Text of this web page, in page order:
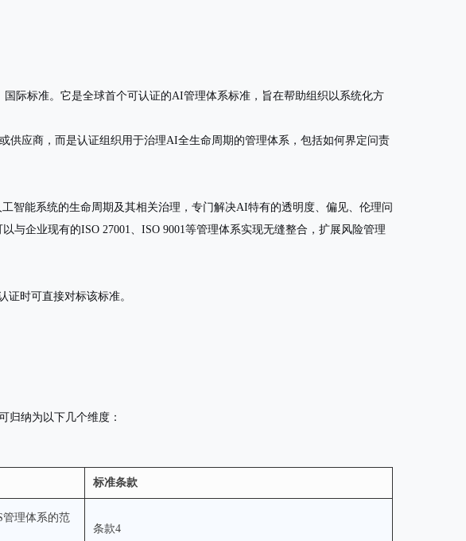
国际标准。它是全球首个可认证的AI管理体系标准，旨在帮助组织以系统化方
供应商，而是认证组织用于治理AI全生命周期的管理体系，包括如何界定问责
智能系统的生命周期及其相关治理，专门解决AI特有的透明度、偏见、伦理问
与企业现有的ISO 27001、ISO 9001等管理体系实现无缝整合，扩展风险管理
证时可直接对标该标准。
归纳为以下几个维度：
标准条款
理体系的范
条款4